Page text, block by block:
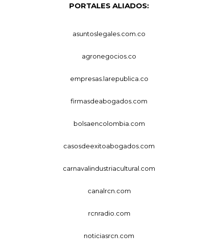
PORTALES ALIADOS:
asuntoslegales.com.co
agronegocios.co
empresas.larepublica.co
firmasdeabogados.com
bolsaencolombia.com
casosdeexitoabogados.com
carnavalindustriacultural.com
canalrcn.com
rcnradio.com
noticiasrcn.com